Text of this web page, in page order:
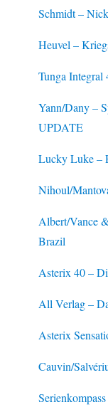
Schmidt –
Heuvel –
Tunga Integral
Yann/Dany –
UPDATE
Lucky Luke –
Nihoul/
Albert/Vance
Brazil
Asterix 40 –
All Verlag –
Asterix
Cauvin/